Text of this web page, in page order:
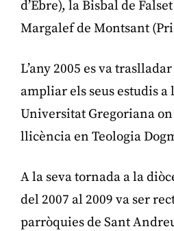
d’Ebre), la Bisbal de
Margalef de Montsant
L’any 2005 es va
ampliar els seus estudis
Universitat Gregoriana
llicència en Teologia
A la seva tornada a la
del 2007 al 2009 va ser
parròquies de Sant